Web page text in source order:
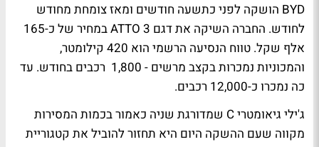
BYD הושקה לפני כתשעה חודשים ומאז צומחת מחודש
לחודש. החברה השיקה את דגם ATTO 3 במחיר של כ-165
אלף שקל. טווח הנסיעה הרשמי הוא 420 קילומטר,
והמכוניות נמכרות בקצב מרשים - 1,800 רכבים בחודש. עד
כה נמכרו כ-12,000 רכבים.
ג'ילי גיאומטרי C שמדורגת שניה כאמור בכמות המסירות
מקווה שעם ההשקה היום היא תחזור להוביל את קטגוריית